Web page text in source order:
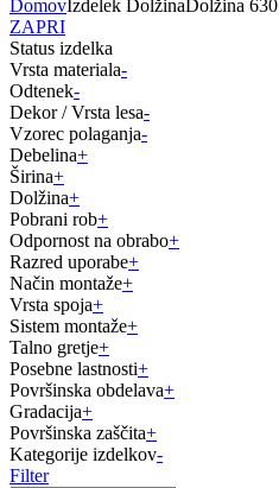
DomovIzdelek DolžinaDolžina 630
ZAPRI
Status izdelka
Vrsta materiala-
Odtenek-
Dekor / Vrsta lesa-
Vzorec polaganja-
Debelina+
Širina+
Dolžina+
Pobrani rob+
Odpornost na obrabo+
Razred uporabe+
Način montaže+
Vrsta spoja+
Sistem montaže+
Talno gretje+
Posebne lastnosti+
Površinska obdelava+
Gradacija+
Površinska zaščita+
Kategorije izdelkov-
Filter